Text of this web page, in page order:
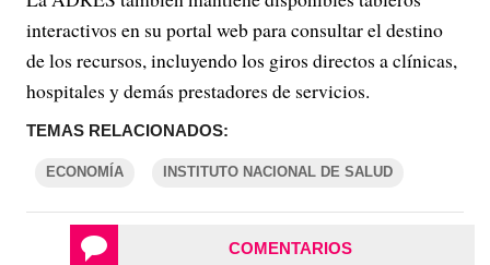
interactivos en su portal web para consultar el destino
de los recursos, incluyendo los giros directos a clínicas,
hospitales y demás prestadores de servicios.
TEMAS RELACIONADOS:
ECONOMÍA INSTITUTO NACIONAL DE SALUD
COMENTARIOS